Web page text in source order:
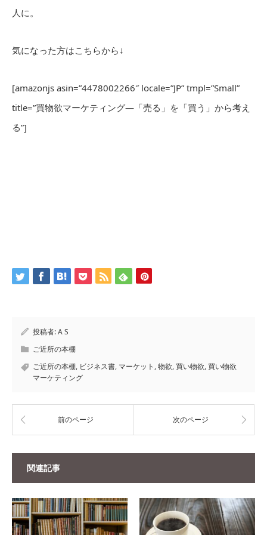
人に。
気になった方はこちらから↓
[amazonjs asin=”4478002266″ locale=”JP” tmpl=”Small”
title=”買物欲マーケティング―「売る」を「買う」から考え
る”]
投稿者:A S
ご近所の本棚
ご近所の本棚, ビジネス書, マーケット ,物欲, 買い物欲, 買い物欲
マーケティング
前のページ 次のページ
関連記事